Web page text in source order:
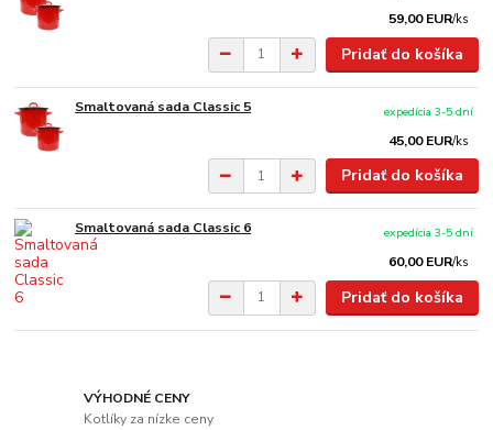
59,00 EUR/ks
Pridať do košíka
Smaltovaná sada Classic 5
45,00 EUR/ks
expedícia 3-5 dní
Pridať do košíka
Smaltovaná sada Classic 6
60,00 EUR/ks
expedícia 3-5 dní
Pridať do košíka
VÝHODNÉ CENY
Kotlíky za nízke ceny